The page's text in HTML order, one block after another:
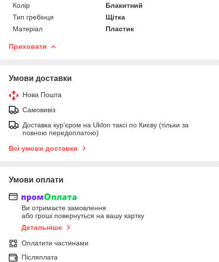
Колір
Блакитний
Тип гребінця
Щітка
Матеріал
Пластик
Приховати
Умови доставки
Нова Пошта
Самовивіз
Доставка кур'єром на Uklon таксі по Києву (тільки за
повною передоплатою)
Всі умови доставки
Умови оплати
Ви отримаєте замовлення
або гроші повернуться на вашу картку
Детальніше
Оплатити частинами
Післяплата